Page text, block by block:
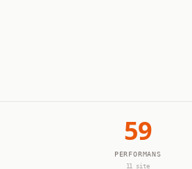
59
PERFORMANS
11 site